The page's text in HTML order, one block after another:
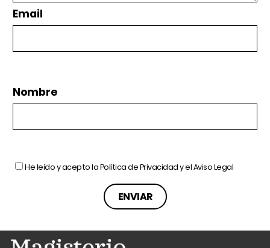
Email
Nombre
He leído y acepto laPolítica de Privacidady elAviso Legal